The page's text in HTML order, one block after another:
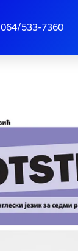
064/533-7360